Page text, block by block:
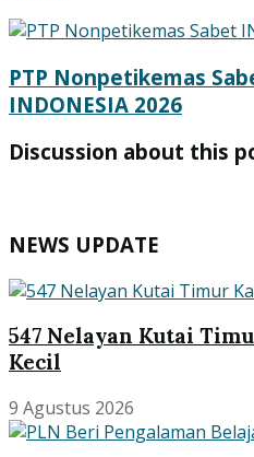
PTP Nonpetikemas
INDONESIA 2026
Discussion about this
NEWS UPDATE
547 Nelayan Kutai
Kecil
9 Agustus 2026